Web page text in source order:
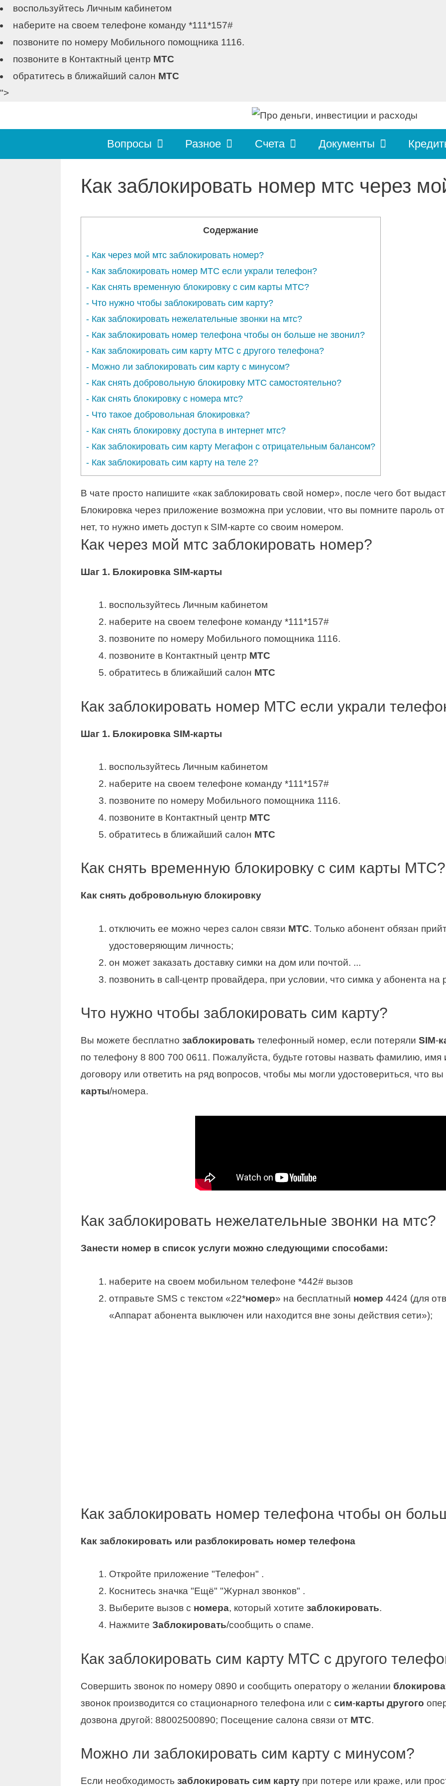
воспользуйтесь Личным кабинетом
наберите на своем телефоне команду *111*157#
позвоните по номеру Мобильного помощника 1116.
позвоните в Контактный центр МТС
обратитесь в ближайший cалон МТС
">
содержимому
Вопросы Разное Счета Документы
Как заблокировать номер мтс через
Содержание
- Как через мой мтс заблокировать номер?
- Как заблокировать номер МТС если украли телефон?
- Как снять временную блокировку с сим карты МТС?
- Что нужно чтобы заблокировать сим карту?
- Как заблокировать нежелательные звонки на мтс?
- Как заблокировать номер телефона чтобы он больше не звонил?
- Как заблокировать сим карту МТС с другого телефона?
- Можно ли заблокировать сим карту с минусом?
- Как снять добровольную блокировку МТС самостоятельно?
- Как снять блокировку с номера мтс?
- Что такое добровольная блокировка?
- Как снять блокировку доступа в интернет мтс?
- Как заблокировать сим карту Мегафон с отрицательным балансом?
- Как заблокировать сим карту на теле 2?
В чате просто напишите «как заблокировать свой номер», после чего бот
Блокировка через приложение возможна при условии, что вы помните пароль
нет, то нужно иметь доступ к SIM-карте со своим номером.
Как через мой мтс заблокировать номер?
Шаг 1. Блокировка SIM-карты
воспользуйтесь Личным кабинетом
наберите на своем телефоне команду *111*157#
позвоните по номеру Мобильного помощника 1116.
позвоните в Контактный центр МТС
обратитесь в ближайший cалон МТС
Как заблокировать номер МТС если украли
Шаг 1. Блокировка SIM-карты
воспользуйтесь Личным кабинетом
наберите на своем телефоне команду *111*157#
позвоните по номеру Мобильного помощника 1116.
позвоните в Контактный центр МТС
обратитесь в ближайший cалон МТС
Как снять временную блокировку с сим карты МТС?
Как снять добровольную блокировку
отключить ее можно через салон связи МТС. Только абонент обязан
удостоверяющим личность;
он может заказать доставку симки на дом или почтой. ...
позвонить в call-центр провайдера, при условии, что симка у абонента на
Что нужно чтобы заблокировать сим карту?
Вы можете бесплатно заблокировать телефонный номер, если потеряли SIM-
по телефону 8 800 700 0611. Пожалуйста, будьте готовы назвать фамилию, имя
договору или ответить на ряд вопросов, чтобы мы могли удостовериться, что
карты/номера.
Как заблокировать нежелательные звонки на мтс?
Занести номер в список услуги можно следующими способами:
наберите на своем мобильном телефоне *442# вызов
отправьте SMS с текстом «22*номер» на бесплатный номер 4424 (для
«Аппарат абонента выключен или находится вне зоны действия сети»);
Как заблокировать номер телефона чтобы он
Как заблокировать или разблокировать номер телефона
Откройте приложение "Телефон" .
Коснитесь значка "Ещё" "Журнал звонков" .
Выберите вызов с номера, который хотите заблокировать.
Нажмите Заблокировать/сообщить о спаме.
Как заблокировать сим карту МТС с другого
Совершить звонок по номеру 0890 и сообщить оператору о желании
звонок производится со стационарного телефона или с сим-карты другого
дозвона другой: 88002500890; Посещение салона связи от МТС.
Можно ли заблокировать сим карту с минусом?
Если необходимость заблокировать сим карту при потере или краже, или